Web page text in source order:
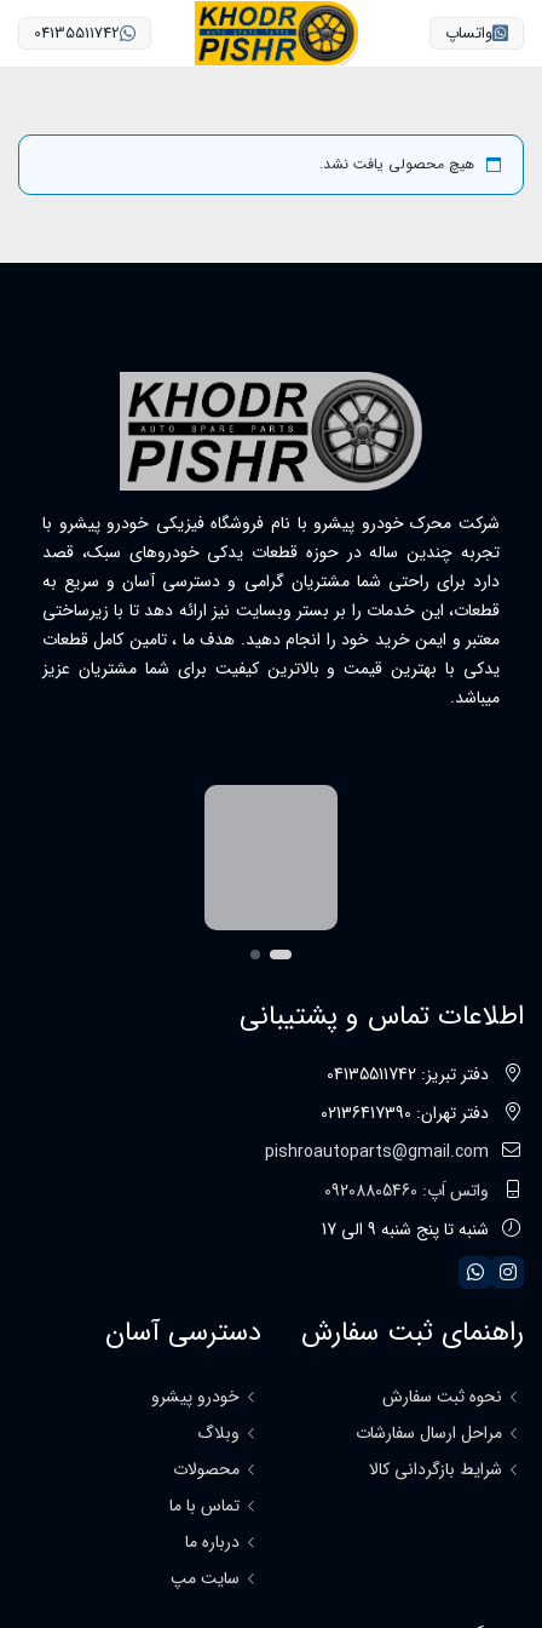
واتساپ 04135511742
هیچ محصولی یافت نشد.
شرکت محرک خودرو پیشرو با نام فروشگاه فیزیکی خودرو پیشرو با
تجربه چندین ساله در حوزه قطعات یدکی خودروهای سبک، قصد
دارد برای راحتی شما مشتریان گرامی و دسترسی آسان و سریع به
قطعات، این خدمات را بر بستر وبسایت نیز ارائه دهد تا با زیرساختی
معتبر و ایمن خرید خود را انجام دهید. هدف ما ، تامین کامل قطعات
یدکی با بهترین قیمت و بالاترین کیفیت برای شما مشتریان عزیز
میباشد.
اطلاعات تماس و پشتیبانی
دفتر تبریز: 04135511742
دفتر تهران: 02136417390
pishroautoparts@gmail.com
واتس اَپ: 09208805460
شنبه تا پنج شنبه 9 الی 17
راهنمای ثبت سفارش
نحوه ثبت سفارش
مراحل ارسال سفارشات
شرایط بازگردانی کالا
دسترسی آسان
خودرو پیشرو
وبلاگ
محصولات
تماس با ما
درباره ما
سایت مپ